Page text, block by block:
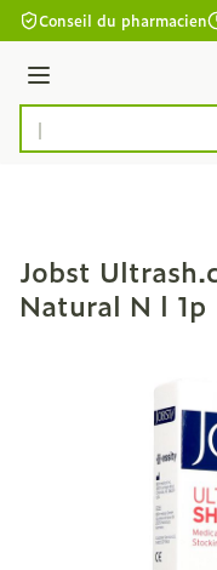
Aller au contenu
Conseil du pharmacien
Menu
Rechercher
Jobst
Natural N l 1p